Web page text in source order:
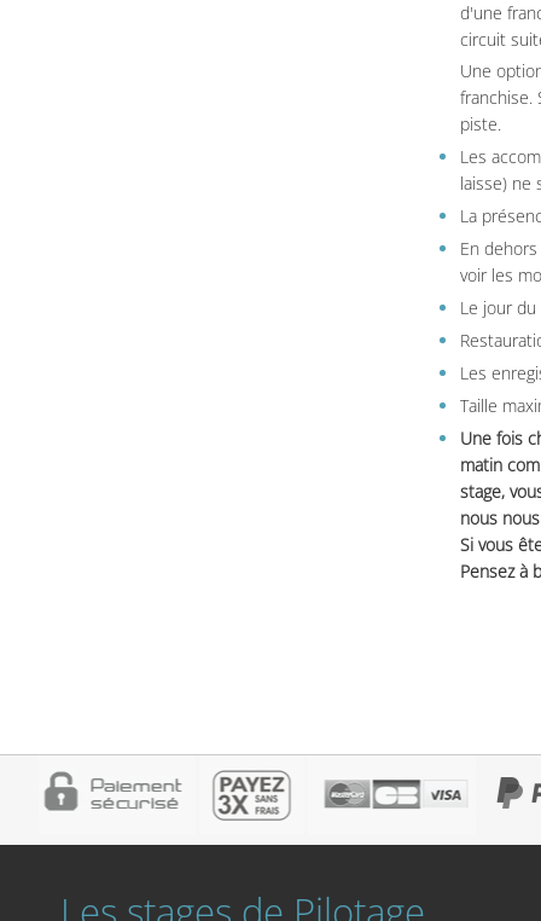
d'une
circuit
Une
franchise.
piste.
Les
laisse) ne
La
En
voir les
Le jour
Les
Taille
Une fois
matin
stage,
nous
Si vous
Pensez à